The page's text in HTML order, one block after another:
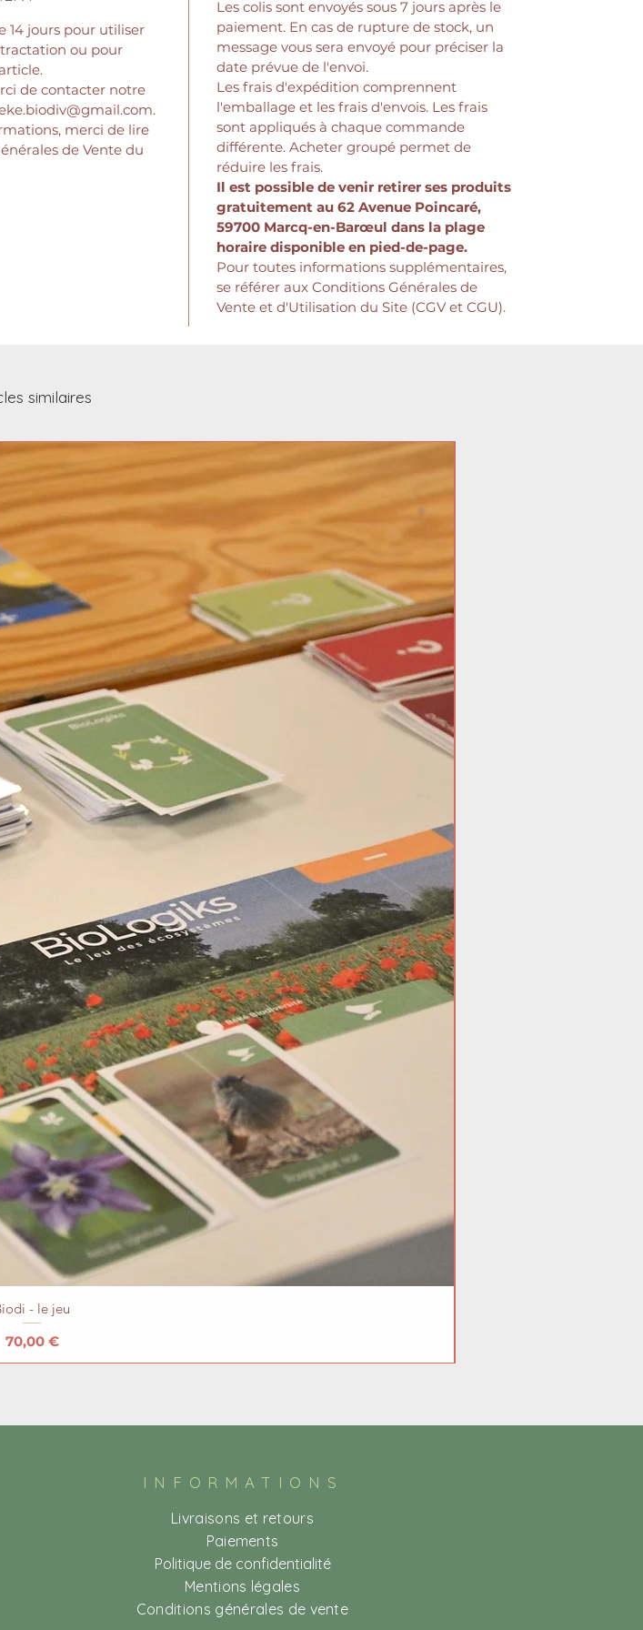
dire pic !
Prévu pour l'intérieur.
14 jours pour utiliser
ou pour
de contacter notre
merci de lire
de Vente du
Les colis sont envoyés sous 7 jours après le
paiement. En cas de rupture de stock, un
message vous sera envoyé pour préciser la
date prévue de l'envoi.
Les frais d'expédition comprennent
l'emballage et les frais d'envois. Les frais
sont appliqués à chaque commande
différente. Acheter groupé permet de
réduire les frais.
Il est possible de venir retirer ses produits
gratuitement au 62 Avenue Poincaré,
59700 Marcq-en-Barœul dans la plage
horaire disponible en pied-de-page.
Pour toutes informations supplémentaires,
se référer aux Conditions Générales de
Vente et d'Utilisation du Site (CGV et CGU).
similaires
- le jeu
Prix
70,00 €
INFORMATIONS
Livraisons et retours
Paiements
Politique de confidentialité
Mentions légales
Conditions générales de vente